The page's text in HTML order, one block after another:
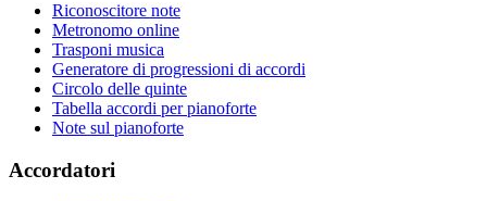
Riconoscitore note
Metronomo online
Trasponi musica
Generatore di progressioni di accordi
Circolo delle quinte
Tabella accordi per pianoforte
Note sul pianoforte
Accordatori